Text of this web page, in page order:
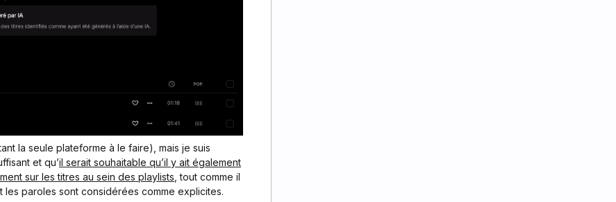
la seule plateforme à le faire), mais je suis
et qu’il serait souhaitable qu’il y ait également
sur les titres au sein des playlists , tout comme il
les paroles sont considérées comme explicites.